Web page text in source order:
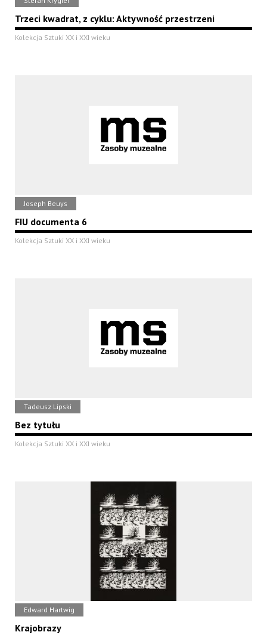
Trzeci kwadrat, z cyklu: Aktywność przestrzeni
Kolekcja Sztuki XX i XXI wieku
Joseph Beuys
FIU documenta 6
Kolekcja Sztuki XX i XXI wieku
Tadeusz Lipski
Bez tytułu
Kolekcja Sztuki XX i XXI wieku
Edward Hartwig
Krajobrazy